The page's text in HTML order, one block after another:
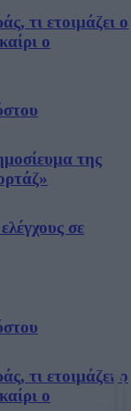
τι ετοιμάζει ο
ο
της
σε
τι ετοιμάζει ο
ο